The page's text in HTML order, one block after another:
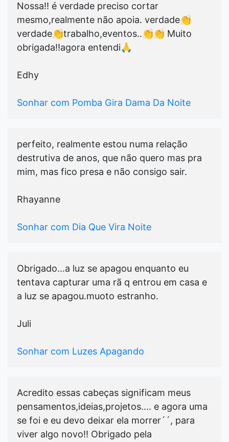
Nossa!! é verdade preciso cortar
mesmo,realmente não apoia. verdade👏
verdade👏trabalho,eventos..👏👏 Muito
obrigada!!agora entendi🙏
Edhy
Sonhar com Pomba Gira Dama Da Noite
perfeito, realmente estou numa relação
destrutiva de anos, que não quero mas pra
mim, mas fico presa e não consigo sair.
Rhayanne
Sonhar com Dia Que Vira Noite
Obrigado...a luz se apagou enquanto eu
tentava capturar uma rã q entrou em casa e
a luz se apagou.muoto estranho.
Juli
Sonhar com Luzes Apagando
Acredito essas cabeças significam meus
pensamentos,ideias,projetos.... e agora uma
se foi e eu devo deixar ela morrer´´, para
viver algo novo!! Obrigado pela